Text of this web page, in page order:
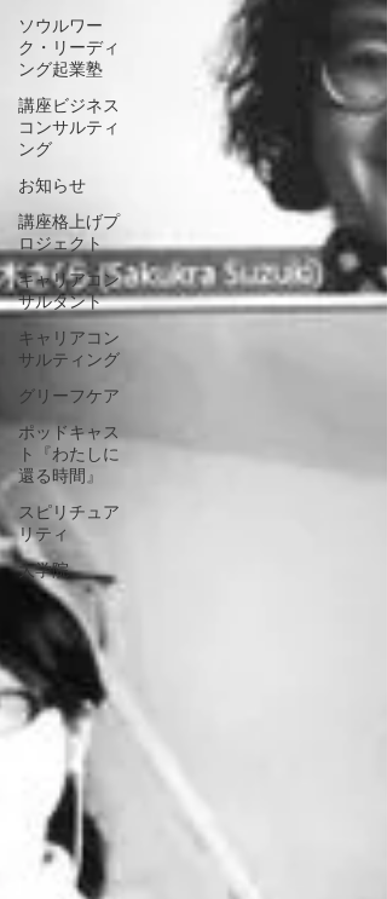
ソウルワー
ク・リーディ
ング起業塾
講座ビジネス
コンサルティ
ング
お知らせ
講座格上げプ
ロジェクト
キャリアコン
サルタント
キャリアコン
サルティング
グリーフケア
ポッドキャス
ト『わたしに
還る時間』
スピリチュア
リティ
大学院